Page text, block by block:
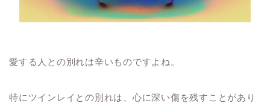
愛する人との別れは辛いものですよね。
特にツインレイとの別れは、心に深い傷を残すことがあり